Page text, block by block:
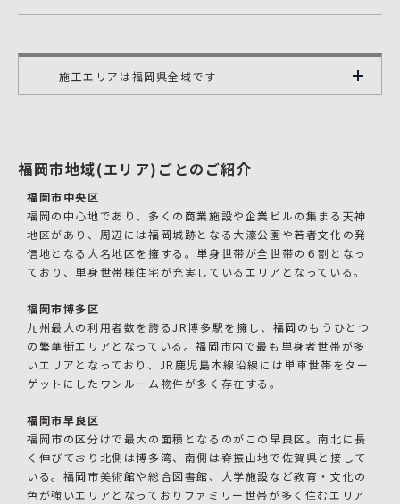
施工エリアは福岡県全域です
福岡市地域(エリア)ごとのご紹介
福岡市中央区
福岡の中心地であり、多くの商業施設や企業ビルの集まる天神
地区があり、周辺には福岡城跡となる大濠公園や若者文化の発
信地となる大名地区を擁する。単身世帯が全世帯の６割となっ
ており、単身世帯様住宅が充実しているエリアとなっている。
福岡市博多区
九州最大の利用者数を誇るJR博多駅を擁し、福岡のもうひとつ
の繁華街エリアとなっている。福岡市内で最も単身者世帯が多
いエリアとなっており、JR鹿児島本線沿線には単車世帯をター
ゲットにしたワンルーム物件が多く存在する。
福岡市早良区
福岡市の区分けで最大の面積となるのがこの早良区。南北に長
く伸びており北側は博多湾、南側は脊振山地で佐賀県と接して
いる。福岡市美術館や総合図書館、大学施設など教育・文化の
色が強いエリアとなっておりファミリー世帯が多く住むエリア